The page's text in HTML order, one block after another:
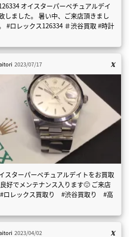
オイスターパーペチュアルデイ
しました。 暑い中、ご来店頂きまし
#ロレックス126334 ＃渋谷買取 #時計
2023/07/17
ターパーペチュアルデイトをお買取
好でメンテナンス入ります🙂 ご来店
#ロレックス買取り #渋谷買取り #高
2023/04/02